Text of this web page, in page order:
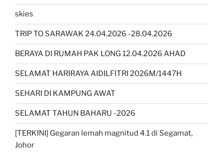
skies
TRIP TO SARAWAK 24.04.2026 -28.04.2026
BERAYA DI RUMAH PAK LONG 12.04.2026 AHAD
SELAMAT HARIRAYA AIDILFITRI 2026M/1447H
SEHARI DI KAMPUNG AWAT
SELAMAT TAHUN BAHARU -2026
[TERKINI] Gegaran lemah magnitud 4.1 di Segamat,
Johor